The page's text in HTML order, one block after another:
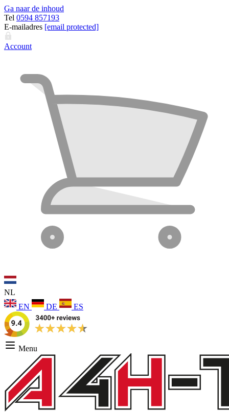
Ga naar de inhoud
Tel 0594 857193
E-mailadres [email protected]
Account
NL
EN
DE ES
Menu